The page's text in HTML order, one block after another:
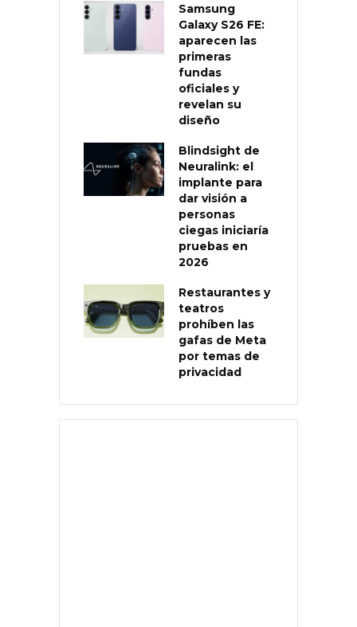
Samsung
Galaxy S26 FE:
aparecen las
primeras
fundas
oficiales y
revelan su
diseño
Blindsight de
Neuralink: el
implante para
dar visión a
personas
ciegas iniciaría
pruebas en
2026
Restaurantes y
teatros
prohíben las
gafas de Meta
por temas de
privacidad